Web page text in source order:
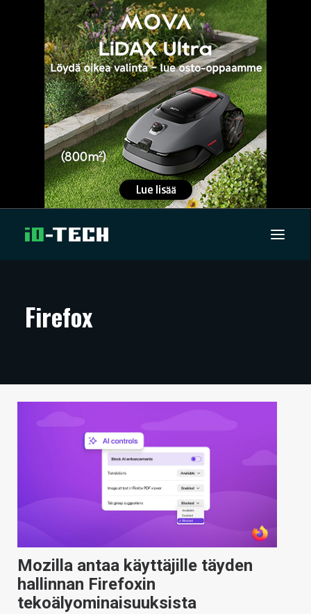
ARTIKKELIT
TECHBBS
HAKU
Firefox
Mozilla antaa käyttäjille täyden
hallinnan Firefoxin
tekoälyominaisuuksista